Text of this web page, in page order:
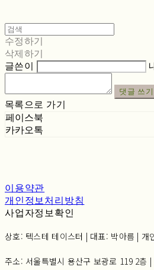
수정하기
삭제하기
글쓴이
댓글 쓰기
목록으로 가기
페이스북
카카오톡
이용약관
개인정보처리방침
사업자정보확인
상호: 텍스테 테이스터 | 대표: 박아름 |
주소: 서울특별시 용산구 보광로 119 2층